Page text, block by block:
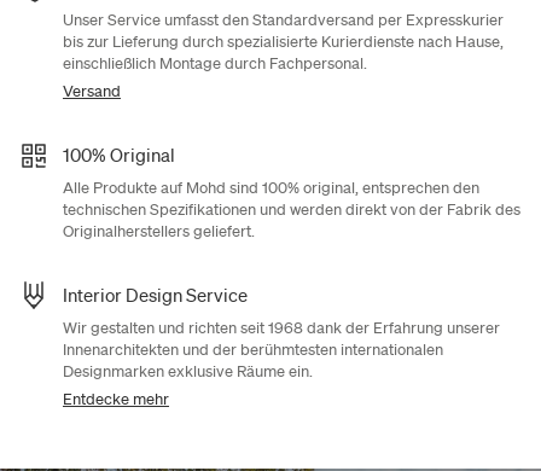
Unser Service umfasst den Standardversand per Expresskurier
bis zur Lieferung durch spezialisierte Kurierdienste nach Hause,
einschließlich Montage durch Fachpersonal.
Versand
100% Original
Alle Produkte auf Mohd sind 100% original, entsprechen den
technischen Spezifikationen und werden direkt von der Fabrik des
Originalherstellers geliefert.
Interior Design Service
Wir gestalten und richten seit 1968 dank der Erfahrung unserer
Innenarchitekten und der berühmtesten internationalen
Designmarken exklusive Räume ein.
Entdecke mehr